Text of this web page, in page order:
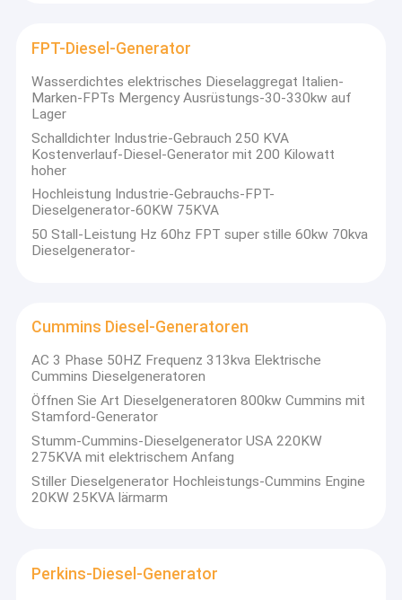
Zu Hause
Videos
Über uns
Werksbesichtigung
Qualitätskontrolle
Bitte um ein Angebot
FPT-Diesel-Generator
Wasserdichtes elektrisches Dieselaggregat Italien-
Marken-FPTs Mergency Ausrüstungs-30-330kw auf
Lager
Schalldichter Industrie-Gebrauch 250 KVA
Kostenverlauf-Diesel-Generator mit 200 Kilowatt
hoher
Hochleistung Industrie-Gebrauchs-FPT-
Dieselgenerator-60KW 75KVA
50 Stall-Leistung Hz 60hz FPT super stille 60kw 70kva
Dieselgenerator-
Cummins Diesel-Generatoren
AC 3 Phase 50HZ Frequenz 313kva Elektrische
Cummins Dieselgeneratoren
Öffnen Sie Art Dieselgeneratoren 800kw Cummins mit
Stamford-Generator
Stumm-Cummins-Dieselgenerator USA 220KW
275KVA mit elektrischem Anfang
Stiller Dieselgenerator Hochleistungs-Cummins Engine
20KW 25KVA lärmarm
Perkins-Diesel-Generator
dienstleistungenin China.
Wir sind seit mehr als 15 Jahren in der Energieerzeugung tätig
und haben eine sehr gute Verbindung zu G-Drive Motoren und
Markenalternatoren.aber auch die beste Lösung für Ihre
speziellen Anforderungen an Projekte und Ihre Kunden.
Als treuer Energiepartner stehen wir bereit, Ihnen zuverlässige
Produkte, schnelle Lieferung, umfassenden technischen
Support, effiziente Vor- und Nachverkaufsunterstützung zu
bieten.
------ Tragbare Generatoren: von 2kva bis 12kva, luftgekühlt,
einschließlich luftgekühlter Generatoren, Schweißgeneratoren,